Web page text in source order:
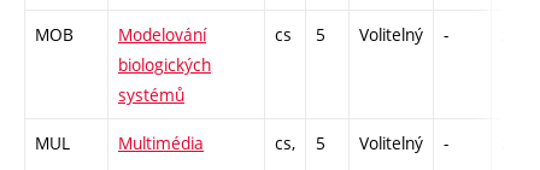
MOB
Modelování
biologických
systémů
cs 5 Volitelný -
MUL Multimédia
cs,
5 Volitelný -